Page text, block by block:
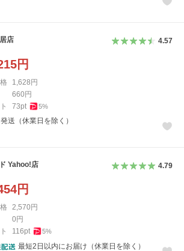
店 4.57
円
1,628 円
660 円
73pt 5%
送（休業日を除く）
Yahoo!店 4.79
円
2,570 円
0 円
116pt 5%
最短2日以内にお届け（休業日を除く）